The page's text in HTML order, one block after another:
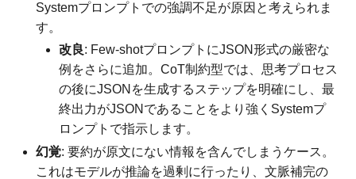
Systemプロンプトでの強調不足が原因と考えられま
す。
改良: Few-shotプロンプトにJSON形式の厳密な
例をさらに追加。CoT制約型では、思考プロセス
の後にJSONを生成するステップを明確にし、最
終出力がJSONであることをより強くSystemプ
ロンプトで指示します。
幻覚: 要約が原文にない情報を含んでしまうケース。
これはモデルが推論を過剰に行ったり、文脈補完の